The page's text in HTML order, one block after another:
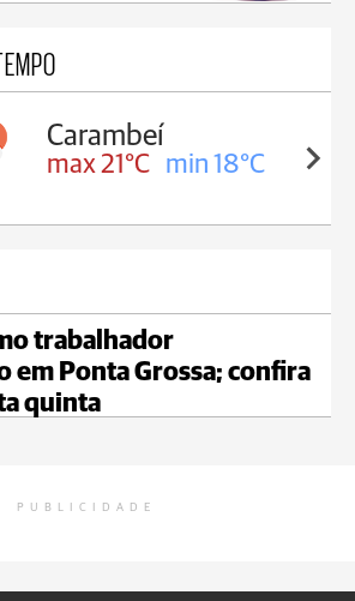
Carambeí
max 21°C min 18°C
trabalhador
em Ponta Grossa; confira
quinta
PUBLICIDADE